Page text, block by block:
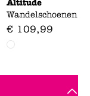
Altitude
Wandelschoenen
€ 109,99